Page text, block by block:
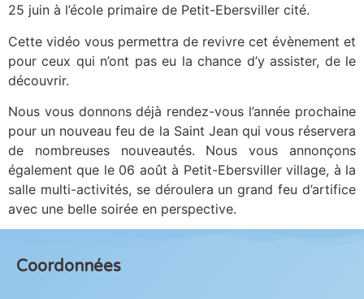
25 juin à l’école primaire de Petit-Ebersviller cité.
Cette vidéo vous permettra de revivre cet évènement et
pour ceux qui n’ont pas eu la chance d’y assister, de le
découvrir.
Nous vous donnons déjà rendez-vous l’année prochaine
pour un nouveau feu de la Saint Jean qui vous réservera
de nombreuses nouveautés. Nous vous annonçons
également que le 06 août à Petit-Ebersviller village, à la
salle multi-activités, se déroulera un grand feu d’artifice
avec une belle soirée en perspective.
Coordonnées